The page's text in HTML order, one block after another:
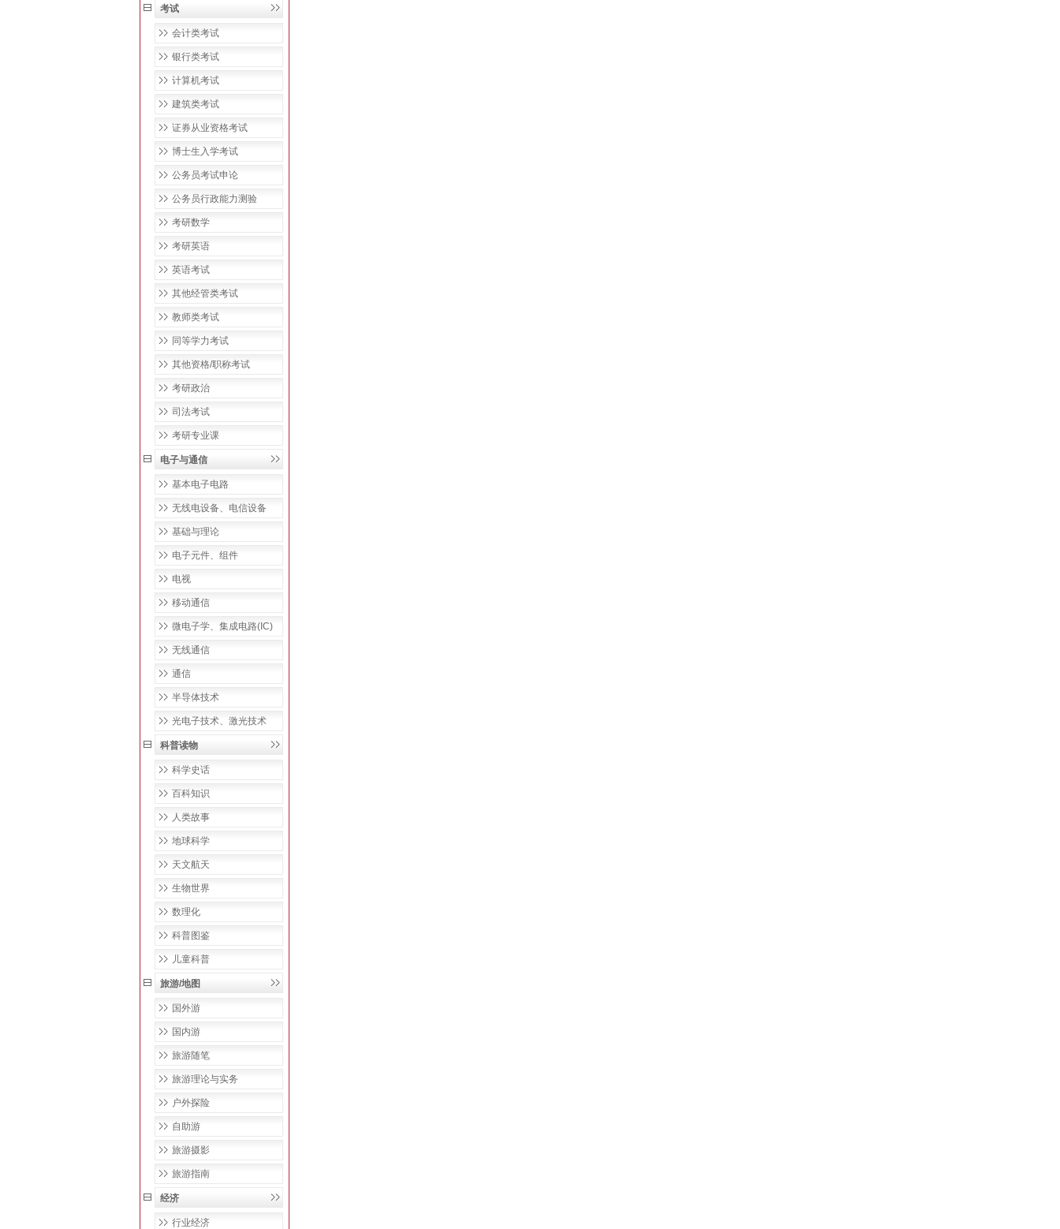
考试
会计类考试
银行类考试
计算机考试
建筑类考试
证券从业资格考试
博士生入学考试
公务员考试申论
公务员行政能力测验
考研数学
考研英语
英语考试
其他经管类考试
教师类考试
同等学力考试
其他资格/职称考试
考研政治
司法考试
考研专业课
电子与通信
基本电子电路
无线电设备、电信设备
基础与理论
电子元件、组件
电视
移动通信
微电子学、集成电路(IC)
无线通信
通信
半导体技术
光电子技术、激光技术
科普读物
科学史话
百科知识
人类故事
地球科学
天文航天
生物世界
数理化
科普图鉴
儿童科普
旅游/地图
国外游
国内游
旅游随笔
旅游理论与实务
户外探险
自助游
旅游摄影
旅游指南
经济
行业经济